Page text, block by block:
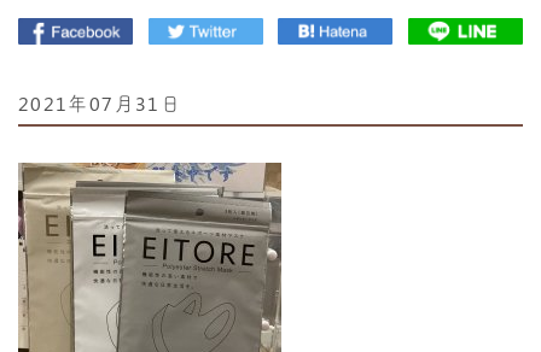
2021年07月31日